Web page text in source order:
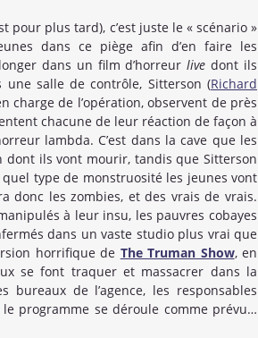
pour plus tard), c’est juste le « scénario »
dans ce piège afin d’en faire les
dans un film d’horreurlivedont ils
salle de contrôle, Sitterson (Richard
charge de l’opération, observent de près
chacune de leur réaction de façon à
lambda. C’est dans la cave que les
dont ils vont mourir, tandis que Sitterson
type de monstruosité les jeunes vont
donc les zombies, et des vrais de vrais.
à leur insu, les pauvres cobayes
dans un vaste studio plus vrai que
horrifique de The Truman Show, en
se font traquer et massacrer dans la
de l’agence, les responsables
programme se déroule comme prévu…